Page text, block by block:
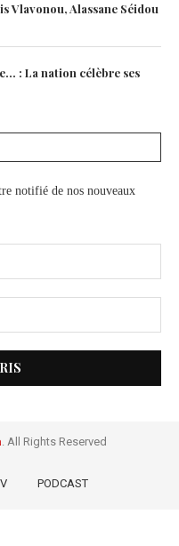
Vlavonou, Alassane Séidou
: La nation célèbre ses
notifié de nos nouveaux
. All Rights Reserved
PODCAST